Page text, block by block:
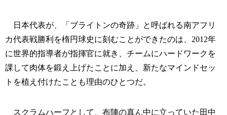
日本代表が、「ブライトンの奇跡」と呼ばれる南アフリ
カ代表戦勝利を楕円球史に刻むことができたのは、2012年
に世界的指導者が指揮官に就き、チームにハードワークを
課して肉体を鍛え上げたことに加え、新たなマインドセッ
トを植え付けたことも理由のひとつだ。
スクラムハーフとして、布陣の真ん中に立っていた田中